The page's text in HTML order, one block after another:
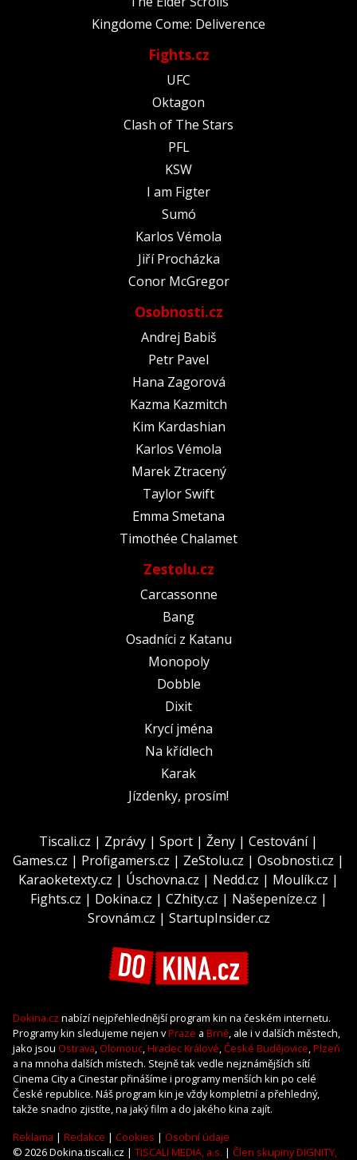
Kingdome Come: Deliverence
Fights.cz
UFC
Oktagon
Clash of The Stars
PFL
KSW
I am Figter
Sumó
Karlos Vémola
Jiří Procházka
Conor McGregor
Osobnosti.cz
Andrej Babiš
Petr Pavel
Hana Zagorová
Kazma Kazmitch
Kim Kardashian
Karlos Vémola
Marek Ztracený
Taylor Swift
Emma Smetana
Timothée Chalamet
Zestolu.cz
Carcassonne
Bang
Osadníci z Katanu
Monopoly
Dobble
Dixit
Krycí jména
Na křídlech
Karak
Jízdenky, prosím!
Tiscali.cz | Zprávy | Sport | Ženy | Cestování|
Games.cz | Profigamers.cz | ZeStolu.cz | Osobnosti.cz |
Karaoketexty.cz | Úschovna.cz | Nedd.cz | Moulík.cz |
Fights.cz | Dokina.cz | CZhity.cz | Našepeníze.cz |
Srovnám.cz | StartupInsider.cz
Dokina.cz nabízí nejpřehlednější program kin na českém internetu.
Programy kin sledujeme nejen vPraze a Brně, ale i v dalších městech,
jako jsou Ostrava, Olomouc,Hradec Králové,České Budějovice,Plzeň
a na mnoha dalších místech. Stejně tak vedle nejznámějších sítí
Cinema City a Cinestar přinášíme i programy menších kin po celé
České republice. Náš program kin je vždy kompletní a přehledný,
takže snadno zjistíte, na jaký film a do jakého kina zajít.
Reklama | Redakce | Cookies | Osobní údaje
© 2026 Dokina.tiscali.cz | TISCALI MEDIA, a.s. | Člen skupiny DIGNITY,